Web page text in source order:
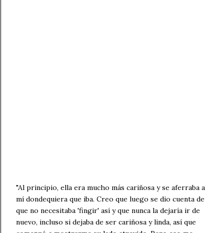
"Al principio, ella era mucho más cariñosa y se aferraba a
mí dondequiera que iba. Creo que luego se dio cuenta de
que no necesitaba 'fingir' así y que nunca la dejaría ir de
nuevo, incluso si dejaba de ser cariñosa y linda, así que